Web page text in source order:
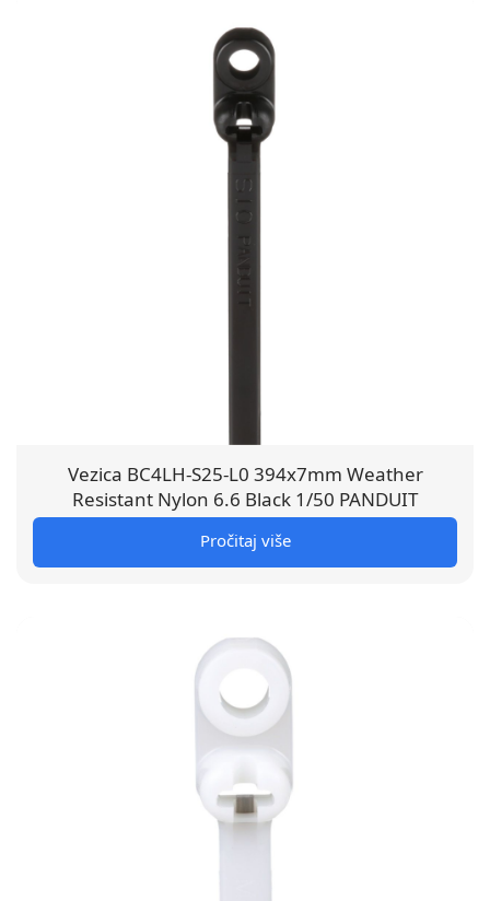
Vezica BC4LH-S25-L0 394x7mm Weather
Resistant Nylon 6.6 Black 1/50 PANDUIT
Pročitaj više